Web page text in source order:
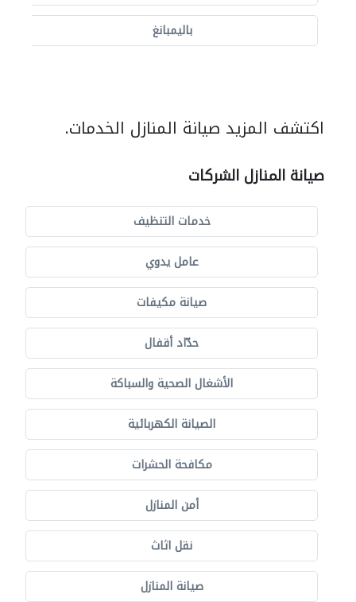
باليمبانغ
اكتشف المزيد صيانة المنازل الخدمات.
صيانة المنازل الشركات
خدمات التنظيف
عامل يدوي
صيانة مكيفات
حدّاد أقفال
الأشغال الصحية والسباكة
الصيانة الكهربائية
مكافحة الحشرات
أمن المنازل
نقل اثاث
صيانة المنازل